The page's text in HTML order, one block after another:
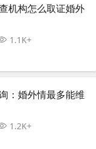
机构怎么取证婚外
1.1K+
：婚外情最多能维
1.2K+